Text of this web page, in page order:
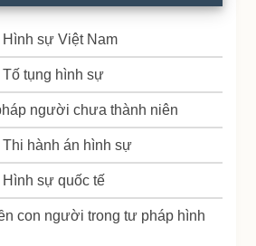
sự Việt Nam
tụng hình sự
người chưa thành niên
hành án hình sự
sự quốc tế
con người trong tư pháp hình